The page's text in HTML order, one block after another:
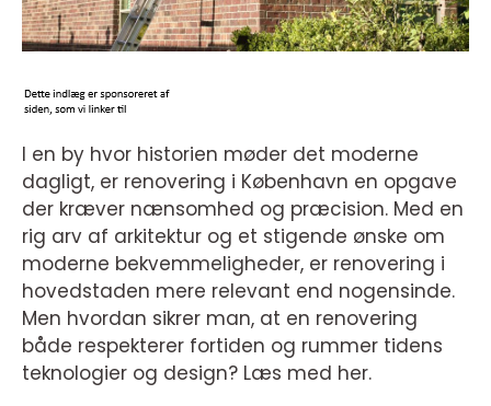
I en by hvor historien møder det moderne
dagligt, er renovering i København en opgave
der kræver nænsomhed og præcision. Med en
rig arv af arkitektur og et stigende ønske om
moderne bekvemmeligheder, er renovering i
hovedstaden mere relevant end nogensinde.
Men hvordan sikrer man, at en renovering
både respekterer fortiden og rummer tidens
teknologier og design? Læs med her.